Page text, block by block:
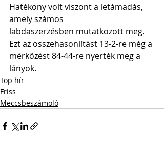
Hatékony volt viszont a letámadás,
amely számos
labdaszerzésben mutatkozott meg.
Ezt az összehasonlítást 13-2-re még a
mérkőzést 84-44-re nyerték meg a
lányok.
Top hír
Friss
Meccsbeszámoló